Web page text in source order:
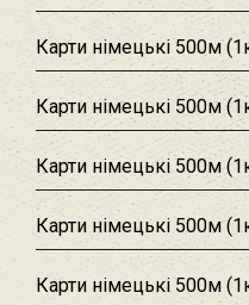
Карти німецькі 500м
Карти німецькі 500м
Карти німецькі 500м
Карти німецькі 500м
Карти німецькі 500м